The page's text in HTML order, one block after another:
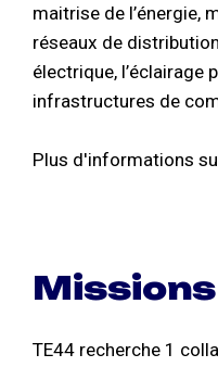
maitrise de l’énergie,
réseaux de
électrique, l’éclairage
infrastructures de
Plus d'informations
Missions
TE44 recherche 1